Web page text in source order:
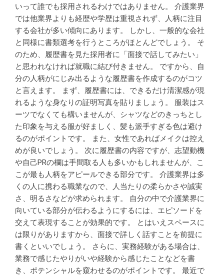
いって誰でも採用されるわけではありません。 介護業界
では他業界よりも経歴や学歴は重視されず、人柄に注目
する会社が多い傾向にあります。 しかし、一般的な会社
と同様に書類選考を行うところがほとんどでしょう。 そ
のため、履歴書を見た採用者に「面接で話してみたい」
と思われなければ就職に結び付きません。 ですから、自
分の人柄がにじみ出るような履歴書を作成するのがコツ
と言えます。 まず、履歴書には、できるだけ清潔感が現
れるような身なりの証明写真を貼りましょう。 服装はス
ーツでなくても構いませんが、シャツなどのきっちとし
た印象を与える服が好ましく、髪も派手すぎる色は避け
るのがポイントです。 また、女性であればメイクは控え
めが良いでしょう。 次に履歴書の内容ですが、志望動機
や自己PRの欄は手間取る人も多いかもしれませんが、こ
こが最も人柄をアピールできる部分です。 介護業界は多
くの人に携わる職業なので、人当たりの柔らかさや誠実
さ、明るさなどが求められます。 自分の中で介護業界に
向いている部分が伝わるようにするには、エピソードを
交えて表現することが効果的です。 とはいえスペースに
は限りがありますから、面接で詳しく話すことを前提に
書くといいでしょう。 さらに、実務経験がある場合は、
業務で感じたやりがいや経験から感じたことなどを書
き、ポテンシャルを窺わせるのがポイントです。 最近で